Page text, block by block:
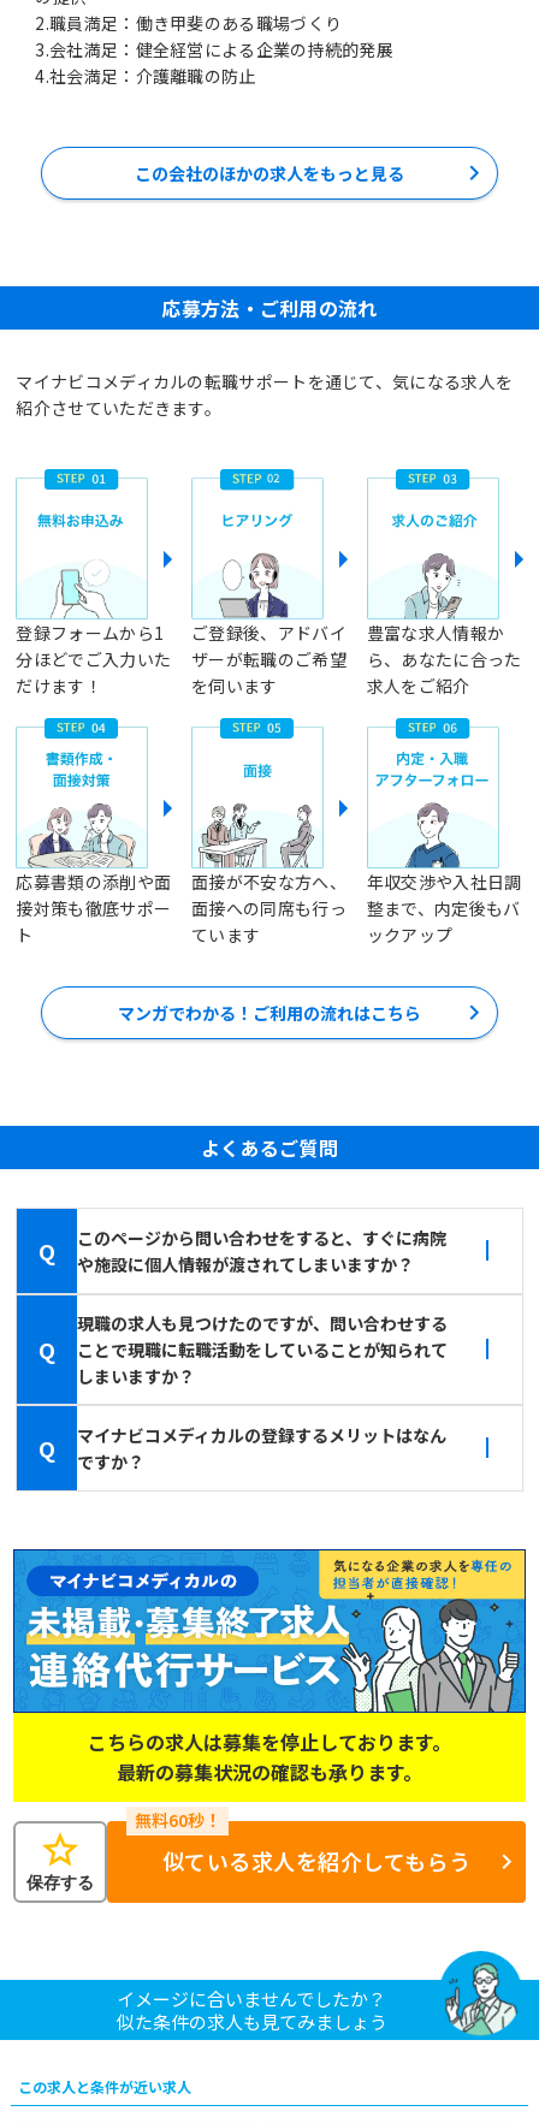
2.職員満足：働き甲斐のある職場づくり
3.会社満足：健全経営による企業の持続的発展
4.社会満足：介護離職の防止
この会社のほかの求人をもっと見る
応募方法・ご利用の流れ
マイナビコメディカルの転職サポートを通じて、気になる求人を
紹介させていただきます。
登録フォームから1
分ほどでご入力いた
だけます！
ご登録後、アドバイ
ザーが転職のご希望
を伺います
豊富な求人情報か
ら、あなたに合った
求人をご紹介
応募書類の添削や面
接対策も徹底サポー
ト
面接が不安な方へ、
面接への同席も行っ
ています
年収交渉や入社日調
整まで、内定後もバ
ックアップ
マンガでわかる！ご利用の流れはこちら
よくあるご質問
Q
このページから問い合わせをすると、すぐに病院
や施設に個人情報が渡されてしまいますか？
Q
現職の求人も見つけたのですが、問い合わせする
ことで現職に転職活動をしていることが知られて
しまいますか？
Q
マイナビコメディカルの登録するメリットはなん
ですか？
こちらの求人は募集を停止しております。
最新の募集状況の確認も承ります。
star
保存する
似ている求人を紹介してもらう
イメージに合いませんでしたか？
似た条件の求人も見てみましょう
この求人と条件が近い求人